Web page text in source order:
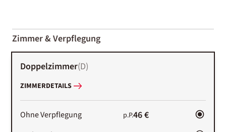
01-02
Zimmer & Verpflegung
Doppelzimmer(D)
ZIMMERDETAILS
Ohne Verpflegung p.P.46 €